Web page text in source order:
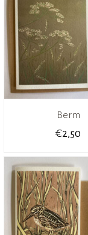
Berm
€2,50